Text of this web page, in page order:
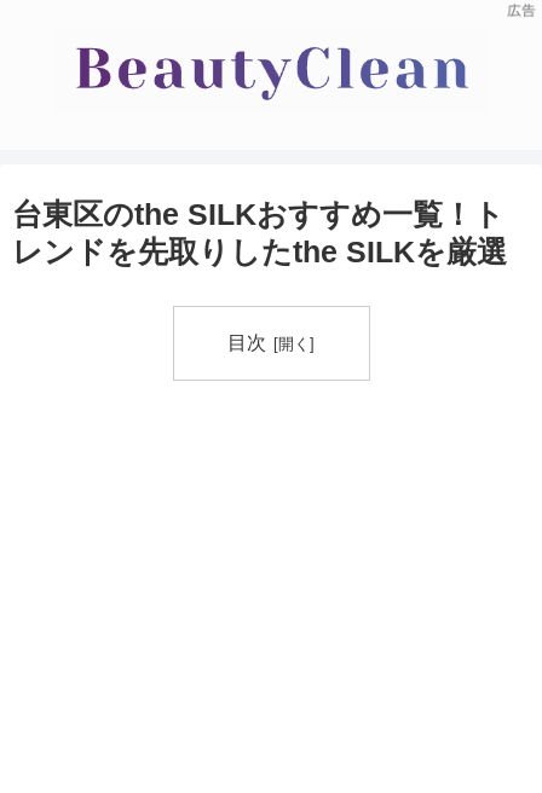
台東区のthe SILKおすすめ一覧！ト
レンドを先取りしたthe SILKを厳選
目次